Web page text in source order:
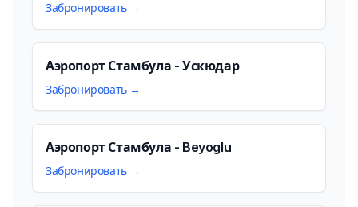
Забронировать →
Аэропорт Стамбула - Ускюдар
Забронировать →
Аэропорт Стамбула - Beyoglu
Забронировать →